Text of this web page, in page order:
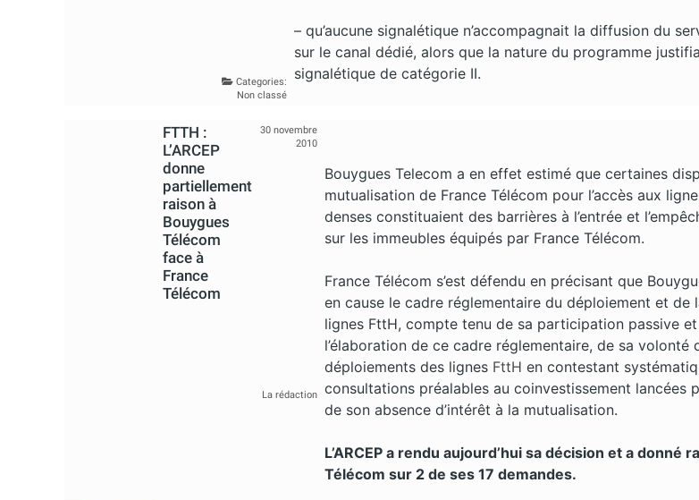
Categories:
Non classé
– qu’aucune signalétique n’accompagnait la diffusion du
sur le canal dédié, alors que la nature du programme
signalétique de catégorie II.
FTTH :
L’ARCEP
donne
partiellement
raison à
Bouygues
Télécom
face à
France
Télécom
30 novembre
2010
La rédaction
Bouygues Telecom a en effet estimé que certaines
mutualisation de France Télécom pour l’accès aux
denses constituaient des barrières à l’entrée et
sur les immeubles équipés par France Télécom.
France Télécom s’est défendu en précisant que
en cause le cadre réglementaire du déploiement et de
lignes FttH, compte tenu de sa participation passive
l’élaboration de ce cadre réglementaire, de sa volonté
déploiements des lignes FttH en contestant
consultations préalables au coinvestissement lancées
de son absence d’intérêt à la mutualisation.
L’ARCEP a rendu aujourd’hui sa décision et a donné
Télécom sur 2 de ses 17 demandes.